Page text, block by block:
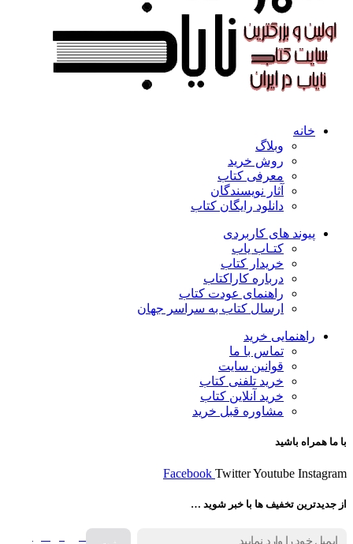
خانه
وبلاگ
روش خرید
معرفی کتاب
آثار نویسندگان
دانلود رایگان کتاب
پیوند های کاربردی
کتـاب یاب
خریدار کتاب
درباره کاراکتاب
راهنمای عودت کتاب
ارسال کتاب به سراسر جهان
راهنمایی خرید
تماس با ما
قوانین سایت
خرید تلفنی کتاب
خرید آنلاین کتاب
مشاوره قبل خرید
با ما همراه باشید
Facebook TwitterYoutube Instagram
از جدیدترین تخفیف ها با خبر شوید …
فروش انواع